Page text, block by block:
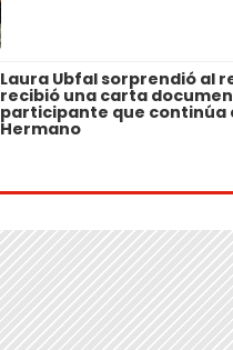
Laura Ubfal sorprendió al
recibió una carta
participante que continúa
Hermano